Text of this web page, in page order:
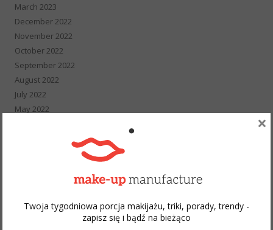
March 2023
December 2022
November 2022
October 2022
September 2022
August 2022
July 2022
May 2022
October 2021
Twoja tygodniowa porcja makijażu, triki, porady, trendy -
zapisz się i bądź na bieżąco
×